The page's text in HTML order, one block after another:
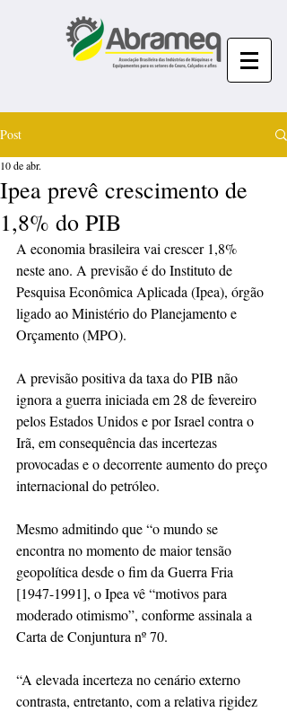
Post
Ipea prevê crescimento de
1,8% do PIB
10 de abr.
A economia brasileira vai crescer 1,8%
neste ano. A previsão é do Instituto de
Pesquisa Econômica Aplicada (Ipea), órgão
ligado ao Ministério do Planejamento e
Orçamento (MPO).
A previsão positiva da taxa do PIB não
ignora a guerra iniciada em 28 de fevereiro
pelos Estados Unidos e por Israel contra o
Irã, em consequência das incertezas
provocadas e o decorrente aumento do preço
internacional do petróleo.
Mesmo admitindo que “o mundo se
encontra no momento de maior tensão
geopolítica desde o fim da Guerra Fria
[1947-1991], o Ipea vê “motivos para
moderado otimismo”, conforme assinala a
Carta de Conjuntura nº 70.
“A elevada incerteza no cenário externo
contrasta, entretanto, com a relativa rigidez